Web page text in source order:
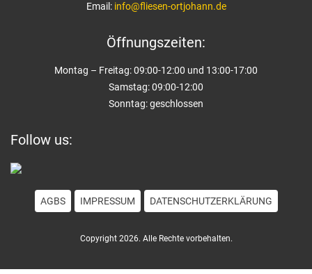
Email: info@fliesen-ortjohann.de
Öffnungszeiten:
Montag – Freitag: 09:00-12:00 und 13:00-17:00
Samstag: 09:00-12:00
Sonntag: geschlossen
Follow us:
AGBS IMPRESSUM DATENSCHUTZERKLÄRUNG
Copyright 2026. Alle Rechte vorbehalten.